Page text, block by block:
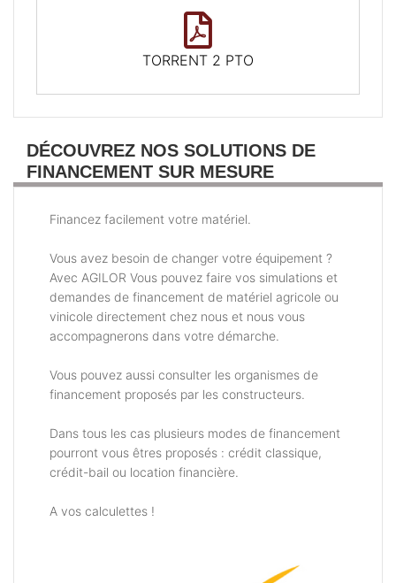
TORRENT 2 PTO
DÉCOUVREZ NOS SOLUTIONS DE
FINANCEMENT SUR MESURE
Financez facilement votre matériel.
Vous avez besoin de changer votre équipement ?
Avec AGILOR Vous pouvez faire vos simulations et
demandes de financement de matériel agricole ou
vinicole directement chez nous et nous vous
accompagnerons dans votre démarche.
Vous pouvez aussi consulter les organismes de
financement proposés par les constructeurs.
Dans tous les cas plusieurs modes de financement
pourront vous êtres proposés : crédit classique,
crédit-bail ou location financière.
A vos calculettes !